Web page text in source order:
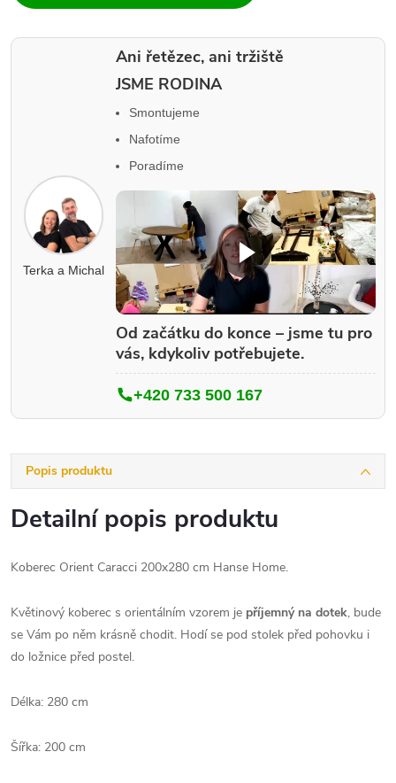
Terka a Michal
Ani řetězec, ani tržiště
JSME RODINA
Smontujeme
Nafotíme
Poradíme
Od začátku do konce – jsme tu pro
vás, kdykoliv potřebujete.
+420 733 500 167
Popis produktu
Detailní popis produktu
Koberec Orient Caracci 200x280 cm Hanse Home.
Květinový koberec s orientálním vzorem je příjemný na dotek, bude
se Vám po něm krásně chodit. Hodí se pod stolek před pohovku i
do ložnice před postel.
Délka: 280 cm
Šířka: 200 cm